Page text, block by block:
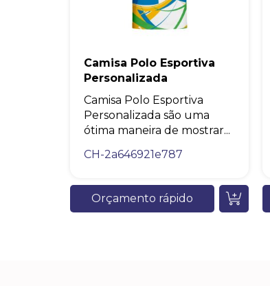
Camisa Polo Esportiva
Personalizada
Camisa Polo Esportiva
Personalizada são uma
ótima maneira de mostrar...
CH-2a646921e787
Orçamento rápido